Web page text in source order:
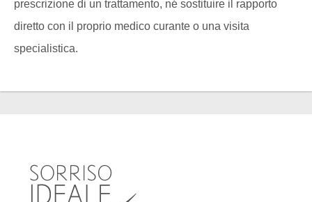
prescrizione di un trattamento, né sostituire il rapporto
diretto con il proprio medico curante o una visita
specialistica.